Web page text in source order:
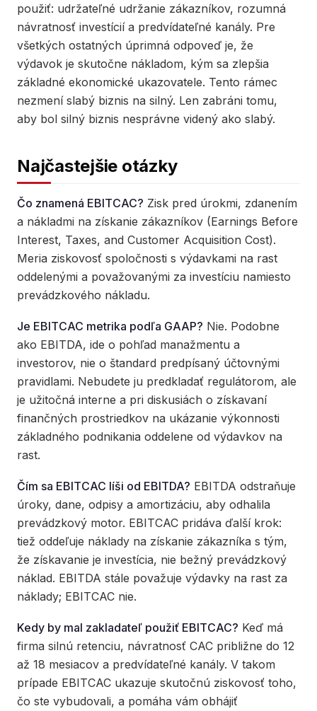
použiť: udržateľné udržanie zákazníkov, rozumná
návratnosť investícií a predvídateľné kanály. Pre
všetkých ostatných úprimná odpoveď je, že
výdavok je skutočne nákladom, kým sa zlepšia
základné ekonomické ukazovatele. Tento rámec
nezmení slabý biznis na silný. Len zabráni tomu,
aby bol silný biznis nesprávne videný ako slabý.
Najčastejšie otázky
Čo znamená EBITCAC? Zisk pred úrokmi, zdanením
a nákladmi na získanie zákazníkov (Earnings Before
Interest, Taxes, and Customer Acquisition Cost).
Meria ziskovosť spoločnosti s výdavkami na rast
oddelenými a považovanými za investíciu namiesto
prevádzkového nákladu.
Je EBITCAC metrika podľa GAAP? Nie. Podobne
ako EBITDA, ide o pohľad manažmentu a
investorov, nie o štandard predpísaný účtovnými
pravidlami. Nebudete ju predkladať regulátorom, ale
je užitočná interne a pri diskusiách o získavaní
finančných prostriedkov na ukázanie výkonnosti
základného podnikania oddelene od výdavkov na
rast.
Čím sa EBITCAC líši od EBITDA? EBITDA odstraňuje
úroky, dane, odpisy a amortizáciu, aby odhalila
prevádzkový motor. EBITCAC pridáva ďalší krok:
tiež oddeľuje náklady na získanie zákazníka s tým,
že získavanie je investícia, nie bežný prevádzkový
náklad. EBITDA stále považuje výdavky na rast za
náklady; EBITCAC nie.
Kedy by mal zakladateľ použiť EBITCAC? Keď má
firma silnú retenciu, návratnosť CAC približne do 12
až 18 mesiacov a predvídateľné kanály. V takom
prípade EBITCAC ukazuje skutočnú ziskovosť toho,
čo ste vybudovali, a pomáha vám obhájiť